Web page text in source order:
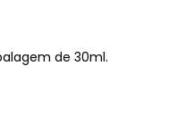
de 30ml.